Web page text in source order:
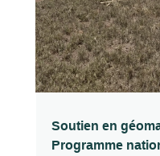
Soutien en
Programme